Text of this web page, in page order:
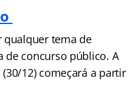
qualquer tema de
de concurso público. A
12) começará a partir